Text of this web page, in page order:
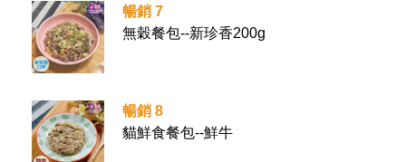
暢銷 7
無穀餐包--新珍香200g
暢銷 8
貓鮮食餐包--鮮牛